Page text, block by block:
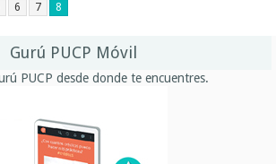
6 7 8
Gurú PUCP Móvil
PUCP desde donde te encuentres.